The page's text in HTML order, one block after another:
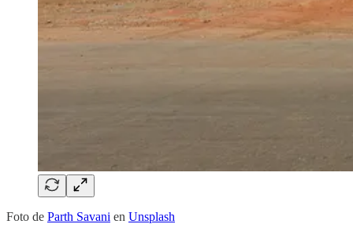
Foto de Parth Savani en Unsplash